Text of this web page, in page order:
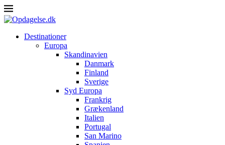
Destinationer
Europa
Skandinavien
Danmark
Finland
Sverige
Syd Europa
Frankrig
Grækenland
Italien
Portugal
San Marino